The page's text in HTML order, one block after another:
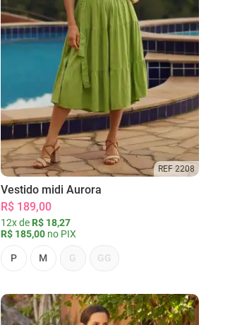
REF 2208
Vestido midi Aurora
R$ 189,00
12x de R$ 18,27
R$ 185,00no PIX
P M G GG